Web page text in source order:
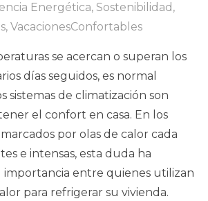
Energética, Sostenibilidad ,
, VacacionesConfortables
se acercan o superan los
días seguidos, es normal
sistemas de climatización son
el confort en casa. En los
por olas de calor cada
e intensas, esta duda ha
importancia entre quienes utilizan
para refrigerar su vivienda.